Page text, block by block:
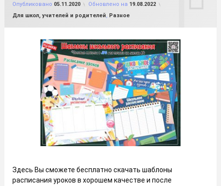
Опубликовано 05.11.2020 Обновлено на 19.08.2022
Рубрики:
Для школ, учителей и родителей, Разное
Здесь Вы сможете бесплатно скачать шаблоны
расписания уроков в хорошем качестве и после